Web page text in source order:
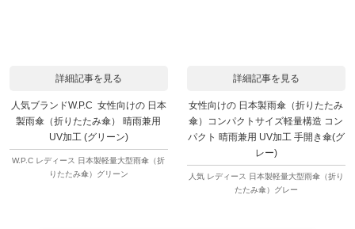
詳細記事を見る
人気ブランドW.P.C 女性向けの 日本
製雨傘（折りたたみ傘） 晴雨兼用
UV加工 (グリーン)
W.P.C レディース 日本製軽量大型雨傘（折
りたたみ傘）グリーン
詳細記事を見る
女性向けの 日本製雨傘（折りたたみ
傘）コンパクトサイズ軽量構造 コン
パクト 晴雨兼用 UV加工 手開き傘(グ
レー)
人気 レディース 日本製軽量大型雨傘（折り
たたみ傘）グレー